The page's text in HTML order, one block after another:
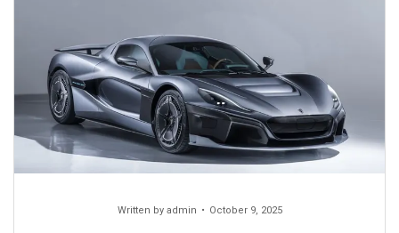
Written by admin October 9, 2025